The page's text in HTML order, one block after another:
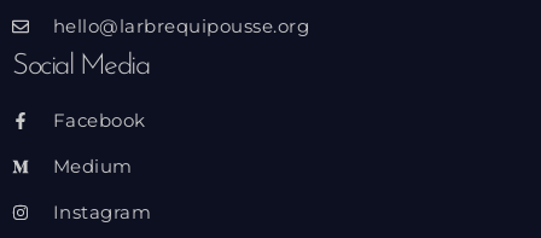
hello@larbrequipousse.org
Social Media
Facebook
Medium
Instagram